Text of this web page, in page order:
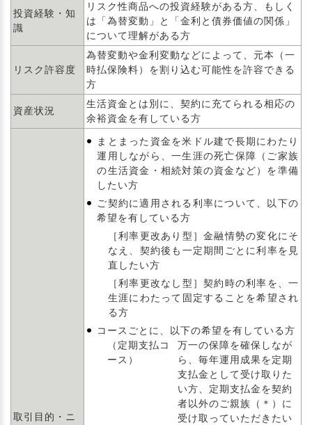
投資経験・知
識
リスク性商品への投資経験がある方、もしく
は「為替変動」と「金利と債券価値の関係」
について理解がある方
リスク許容度
為替変動や金利変動などによって、元本（一
時払保険料）を割り込む可能性を許容できる
方
資産状況
生活資金とは別に、契約に充てられる相応の
余裕資金を有している方
取引目的・ニ
まとまった資金を米ドル建で長期にわたり
運用しながら、一生涯の死亡保障（ご家族
の生活資金・相続対策の資金など）を準備
したい方
ご契約に適用される利率について、以下の
希望を有している方
［利率更改あり型］金融情勢の変化にそ
なえ、契約後も一定期間ごとに利率を見
直したい方
［利率更改なし型］契約時の利率を、一
生涯にわたって固定することを希望され
る方
コースごとに、以下の希望を有している方
（定期支払コ
ース）
万一の保障を確保しなが
ら、毎年運用成果を定期
支払金として受け取りた
い方、定期支払金を契約
者以外のご親族（＊）に
受け取っていただきたい